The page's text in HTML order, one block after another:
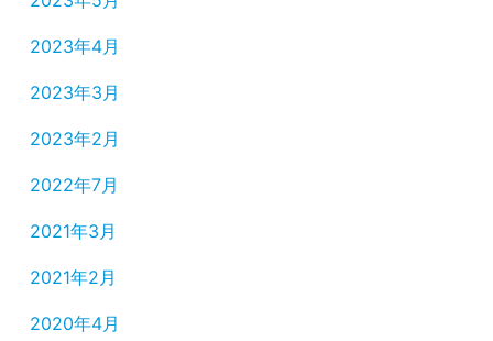
2023年4月
2023年3月
2023年2月
2022年7月
2021年3月
2021年2月
2020年4月